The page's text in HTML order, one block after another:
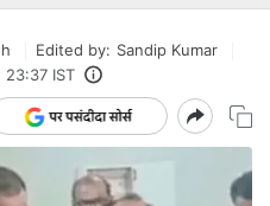
Edited by: Sandip Kumar
23:37 IST